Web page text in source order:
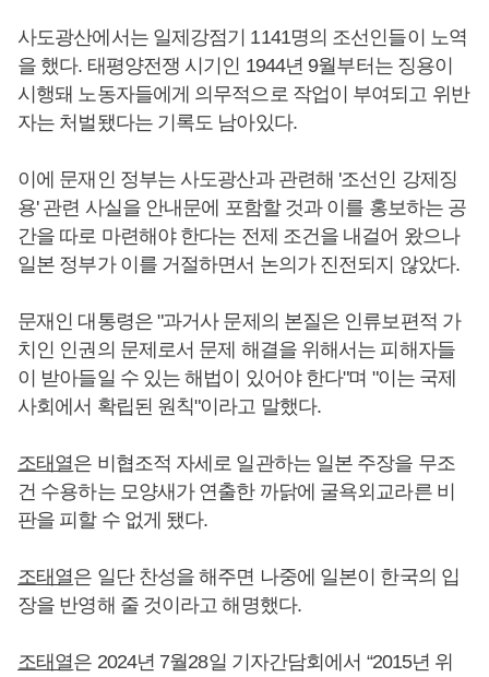
사도광산에서는 일제강점기 1141명의 조선인들이 노역
을 했다. 태평양전쟁 시기인 1944년 9월부터는 징용이
시행돼 노동자들에게 의무적으로 작업이 부여되고 위반
자는 처벌됐다는 기록도 남아있다.
이에 문재인 정부는 사도광산과 관련해 '조선인 강제징
용' 관련 사실을 안내문에 포함할 것과 이를 홍보하는 공
간을 따로 마련해야 한다는 전제 조건을 내걸어 왔으나
일본 정부가 이를 거절하면서 논의가 진전되지 않았다.
문재인 대통령은 "과거사 문제의 본질은 인류보편적 가
치인 인권의 문제로서 문제 해결을 위해서는 피해자들
이 받아들일 수 있는 해법이 있어야 한다"며 "이는 국제
사회에서 확립된 원칙"이라고 말했다.
조태열은 비협조적 자세로 일관하는 일본 주장을 무조
건 수용하는 모양새가 연출한 까닭에 굴욕외교라른 비
판을 피할 수 없게 됐다.
조태열은 일단 찬성을 해주면 나중에 일본이 한국의 입
장을 반영해 줄 것이라고 해명했다.
조태열은 2024년 7월28일 기자간담회에서 “2015년 위